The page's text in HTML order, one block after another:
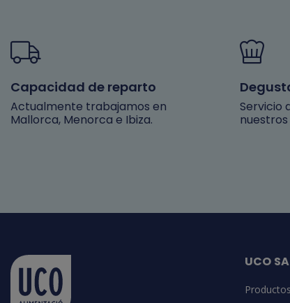
Capacidad de reparto
Actualmente trabajamos en
Mallorca, Menorca e Ibiza.
Servicio
UCO
Productos